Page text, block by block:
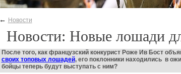
← Новости
Новости: Новые лошади
После того, как французский конкурист Роже Ив Бост
своих топовых лошадей, его поклонники находились в
бойцы теперь будут выступать с ним?